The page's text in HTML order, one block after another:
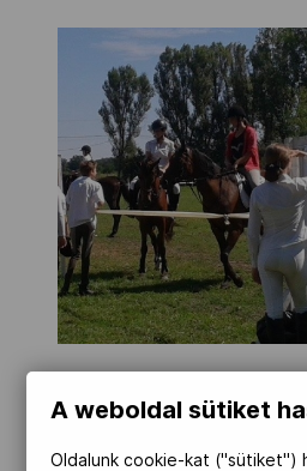
Az emlékverseny Dr.
Kunszentmárton
A weboldal sütiket
Oldalunk cookie-kat ("sütiket")